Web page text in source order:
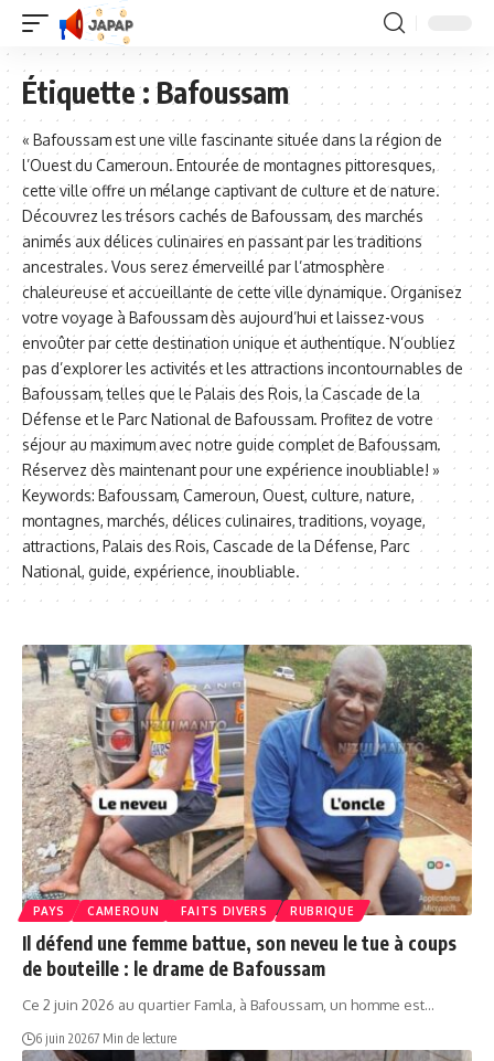
Étiquette :Bafoussam
« Bafoussam est une ville fascinante située dans la région de
l’Ouest du Cameroun. Entourée de montagnes pittoresques,
cette ville offre un mélange captivant de culture et de nature.
Découvrez les trésors cachés de Bafoussam, des marchés
animés aux délices culinaires en passant par les traditions
ancestrales. Vous serez émerveillé par l’atmosphère
chaleureuse et accueillante de cette ville dynamique. Organisez
votre voyage à Bafoussam dès aujourd’hui et laissez-vous
envoûter par cette destination unique et authentique. N’oubliez
pas d’explorer les activités et les attractions incontournables de
Bafoussam, telles que le Palais des Rois, la Cascade de la
Défense et le Parc National de Bafoussam. Profitez de votre
séjour au maximum avec notre guide complet de Bafoussam.
Réservez dès maintenant pour une expérience inoubliable! »
Keywords: Bafoussam, Cameroun, Ouest, culture, nature,
montagnes, marchés, délices culinaires, traditions, voyage,
attractions, Palais des Rois, Cascade de la Défense, Parc
National, guide, expérience, inoubliable.
PAYS CAMEROUN FAITS DIVERS RUBRIQUE
Il défend une femme battue, son neveu le tue à coups
de bouteille : le drame de Bafoussam
Ce 2 juin 2026 au quartier Famla, à Bafoussam, un homme est…
6 juin 20267 Min de lecture